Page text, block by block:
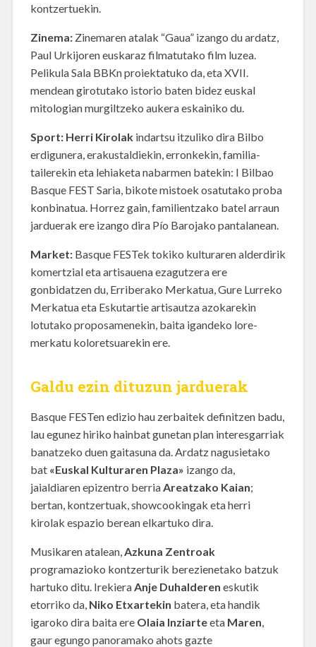
kontzertuekin.
Zinema:Zinemaren atalak “Gaua” izango du ardatz,
Paul Urkijoren euskaraz filmatutako film luzea.
Pelikula Sala BBKn proiektatuko da, eta XVII.
mendean girotutako istorio baten bidez euskal
mitologian murgiltzeko aukera eskainiko du.
Sport: Herri Kirolakindartsu itzuliko dira Bilbo
erdigunera, erakustaldiekin, erronkekin, familia-
tailerekin eta lehiaketa nabarmen batekin: I Bilbao
Basque FEST Saria, bikote mistoek osatutako proba
konbinatua. Horrez gain, familientzako batel arraun
jarduerak ere izango dira Pío Barojako pantalanean.
Market:Basque FESTek tokiko kulturaren alderdirik
komertzial eta artisauena ezagutzera ere
gonbidatzen du, Erriberako Merkatua, Gure Lurreko
Merkatua eta Eskutartie artisautza azokarekin
lotutako proposamenekin, baita igandeko lore-
merkatu koloretsuarekin ere.
Galdu ezin dituzun jarduerak
Basque FESTen edizio hau zerbaitek definitzen badu,
lau egunez hiriko hainbat gunetan plan interesgarriak
banatzeko duen gaitasuna da. Ardatz nagusietako
bat «Euskal Kulturaren Plaza» izango da,
jaialdiaren epizentro berriaAreatzako Kaian;
bertan, kontzertuak, showcookingak eta herri
kirolak espazio berean elkartuko dira.
Musikaren atalean, Azkuna Zentroak
programazioko kontzerturik berezienetako batzuk
hartuko ditu. Irekiera Anje Duhalderen eskutik
etorriko da, Niko Etxartekin batera, eta handik
igaroko dira baita ere Olaia Inziarteeta Maren
gaur egungo panoramako ahots gazte